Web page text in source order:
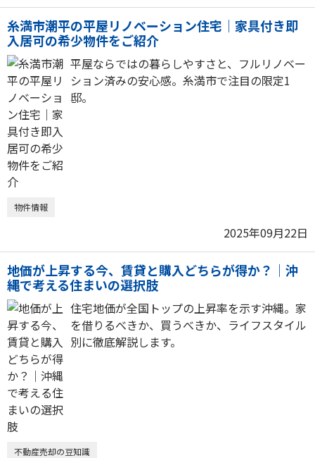
糸満市潮平の平屋リノベーション住宅｜家具付き即
入居可の希少物件をご紹介
平屋ならではの暮らしやすさと、フルリノベー
ション済みの安心感。糸満市で注目の限定1
邸。
物件情報
2025年09月22日
地価が上昇する今、賃貸と購入どちらが得か？｜沖
縄で考える住まいの選択肢
住宅地価が全国トップの上昇率を示す沖縄。家
を借りるべきか、買うべきか、ライフスタイル
別に徹底解説します。
不動産売却の豆知識